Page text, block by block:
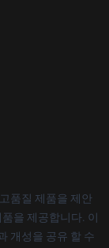
품질 제품을 제안
을 제공합니다. 이
개성을 공유 할 수